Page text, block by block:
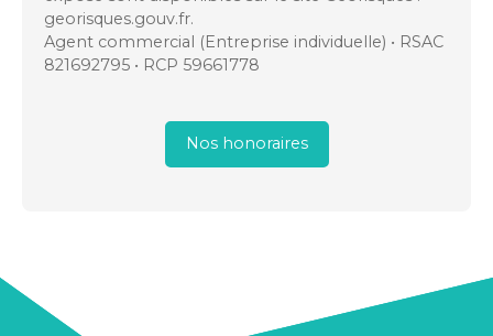
georisques.gouv.fr.
Agent commercial (Entreprise individuelle) • RSAC
821692795 • RCP 59661778
Nos honoraires